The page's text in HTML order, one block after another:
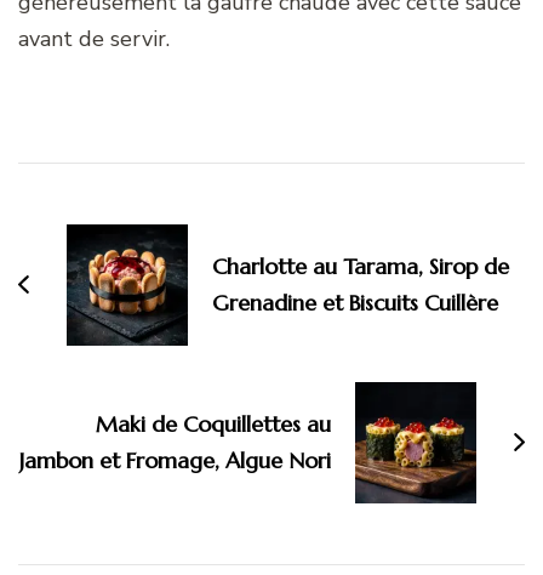
avant de servir.
d'article
Charlotte au Tarama, Sirop de
Grenadine et Biscuits Cuillère
Maki de Coquillettes au
Jambon et Fromage, Algue Nori